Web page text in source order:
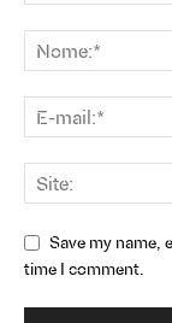
Save my name,
time I comment.